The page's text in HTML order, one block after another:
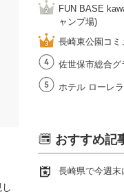
FUN BASE
ャンプ場)
長崎東公園コ
佐世保市総合
ホテル ローレ
おすすめ記
長崎県で今週末